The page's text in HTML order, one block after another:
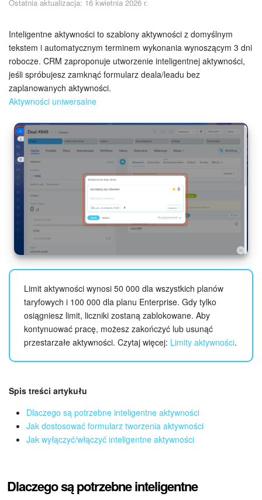
Bezpieczeństwo w Bitrix24
Rejestracja i autoryzacja
Poczta
Zadania i projekty
CRM
Dysk
Kalendarz
Komunikator Bitrix24
Jak zacząć
Grupy robocze
Bitrix24 Market
Strony internetowe
Firma
Zarządzanie asortymentem produktów
Subskrypcja
Ostatnia aktualizacja: 16 kwietnia 2026 r.
Inteligentne aktywności to szablony aktywności z domyślnym
tekstem i automatycznym terminem wykonania wynoszącym 3 dni
robocze. CRM zaproponuje utworzenie inteligentnej aktywności,
jeśli spróbujesz zamknąć formularz deala/leadu bez
zaplanowanych aktywności.
Aktywności uniwersalne
Limit aktywności wynosi 50 000 dla wszystkich planów
taryfowych i 100 000 dla planu Enterprise. Gdy tylko
osiągniesz limit, liczniki zostaną zablokowane. Aby
kontynuować pracę, możesz zakończyć lub usunąć
przestarzałe aktywności. Czytaj więcej: Limity aktywności.
Spis treści artykułu
Dlaczego są potrzebne inteligentne aktywności
Jak dostosować formularz tworzenia aktywności
Jak wyłączyć/włączyć inteligentne aktywności
Dlaczego są potrzebne inteligentne